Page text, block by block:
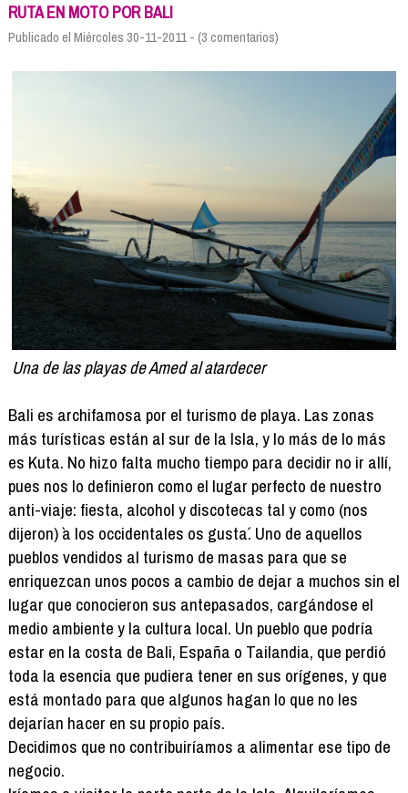
Info viajeros
RUTA EN MOTO POR BALI
Publicado el Miércoles 30-11-2011 - (3 comentarios)
Una de las playas de Amed al atardecer
Bali es archifamosa por el turismo de playa. Las zonas
más turísticas están al sur de la Isla, y lo más de lo más
es Kuta. No hizo falta mucho tiempo para decidir no ir allí,
pues nos lo definieron como el lugar perfecto de nuestro
anti-viaje: fiesta, alcohol y discotecas tal y como (nos
dijeron) `a los occidentales os gusta´. Uno de aquellos
pueblos vendidos al turismo de masas para que se
enriquezcan unos pocos a cambio de dejar a muchos sin el
lugar que conocieron sus antepasados, cargándose el
medio ambiente y la cultura local. Un pueblo que podría
estar en la costa de Bali, España o Tailandia, que perdió
toda la esencia que pudiera tener en sus orígenes, y que
está montado para que algunos hagan lo que no les
dejarían hacer en su propio país.
Decidimos que no contribuiríamos a alimentar ese tipo de
negocio.